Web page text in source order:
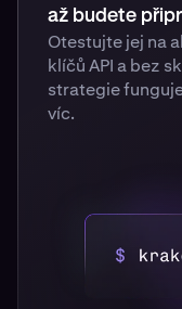
až budete
Otestujte jej na
klíčů API a bez
strategie
víc.